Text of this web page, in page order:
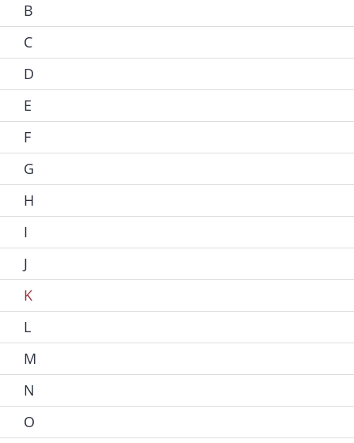
B
C
D
E
F
G
H
I
J
K
L
M
N
O